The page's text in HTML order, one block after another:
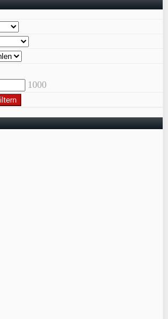
1000